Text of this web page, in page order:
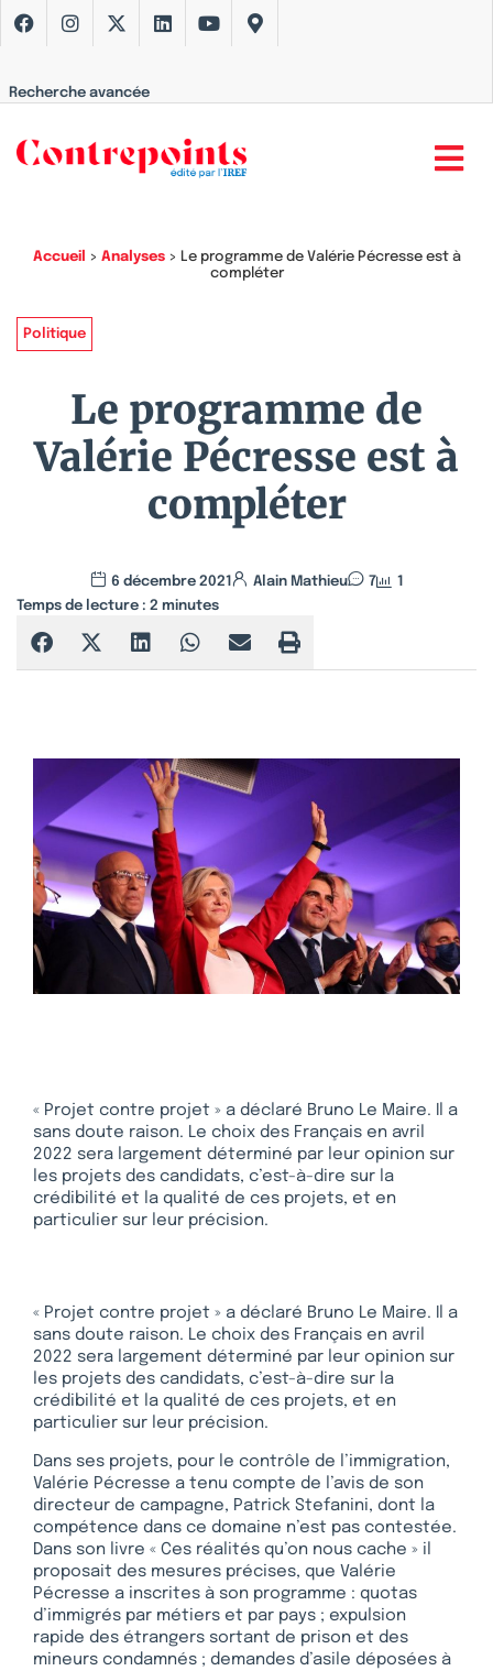
Recherche avancée
Accueil > Analyses> Le programme de Valérie Pécresse est à
compléter
Politique
Le programme de
Valérie Pécresse est à
compléter
6 décembre 2021 Alain Mathieu 7
1
Temps de lecture : 2 minutes
« Projet contre projet » a déclaré Bruno Le Maire. Il a
sans doute raison. Le choix des Français en avril
2022 sera largement déterminé par leur opinion sur
les projets des candidats, c’est-à-dire sur la
crédibilité et la qualité de ces projets, et en
particulier sur leur précision.
« Projet contre projet » a déclaré Bruno Le Maire. Il a
sans doute raison. Le choix des Français en avril
2022 sera largement déterminé par leur opinion sur
les projets des candidats, c’est-à-dire sur la
crédibilité et la qualité de ces projets, et en
particulier sur leur précision.
Dans ses projets, pour le contrôle de l’immigration,
Valérie Pécresse a tenu compte de l’avis de son
directeur de campagne, Patrick Stefanini, dont la
compétence dans ce domaine n’est pas contestée.
Dans son livre « Ces réalités qu’on nous cache » il
proposait des mesures précises, que Valérie
Pécresse a inscrites à son programme : quotas
d’immigrés par métiers et par pays ; expulsion
rapide des étrangers sortant de prison et des
mineurs condamnés ; demandes d’asile déposées à